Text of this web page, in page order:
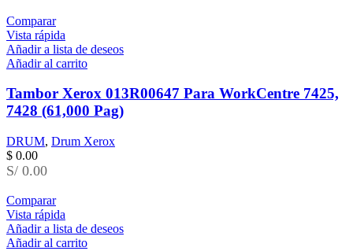
Comparar
Vista rápida
Añadir a lista de deseos
Añadir al carrito
Tambor Xerox 013R00647 Para WorkCentre 7425,
7428 (61,000 Pag)
DRUM, Drum Xerox
$ 0.00
S/ 0.00
Comparar
Vista rápida
Añadir a lista de deseos
Añadir al carrito